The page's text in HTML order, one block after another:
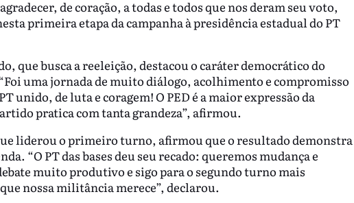
de coração, a todas e todos que nos deram seu voto,
primeira etapa da campanha à presidência estadual do PT
que busca a reeleição, destacou o caráter democrático do
uma jornada de muito diálogo, acolhimento e compromisso
unido, de luta e coragem! O PED é a maior expressão da
pratica com tanta grandeza”, afirmou.
liderou o primeiro turno, afirmou que o resultado demonstra
“O PT das bases deu seu recado: queremos mudança e
muito produtivo e sigo para o segundo turno mais
nossa militância merece”, declarou.